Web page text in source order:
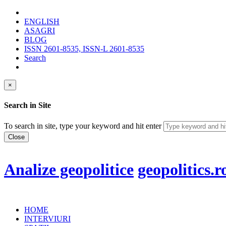
ENGLISH
ASAGRI
BLOG
ISSN 2601-8535, ISSN-L 2601-8535
Search
×
Search in Site
To search in site, type your keyword and hit enter
Close
Analize geopolitice
HOME
INTERVIURI